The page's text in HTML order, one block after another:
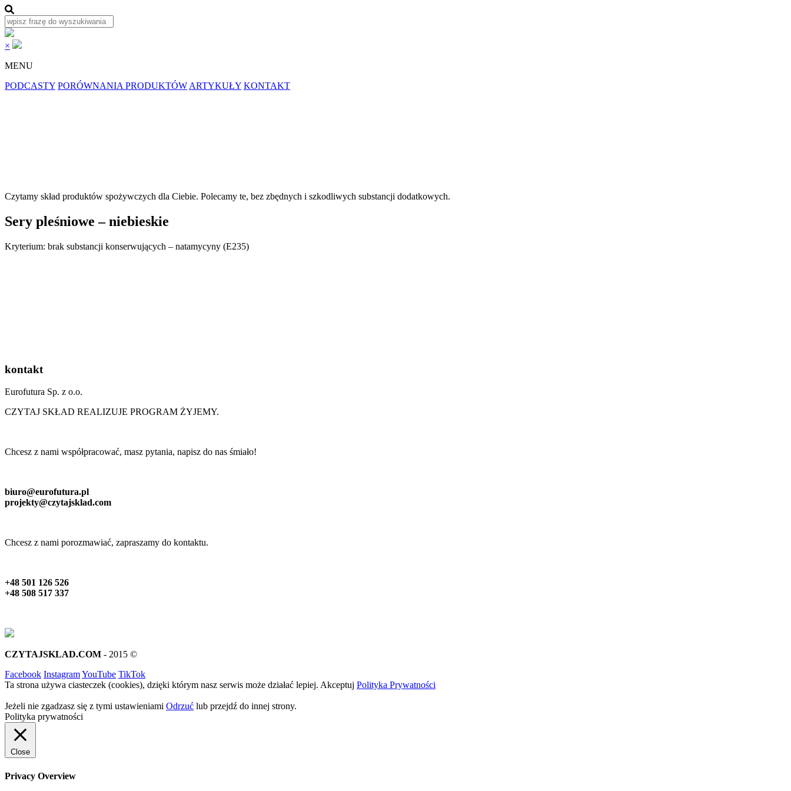
×
MENU
PODCASTY PORÓWNANIA PRODUKTÓW ARTYKUŁY KONTAKT
Czytamy skład produktów spożywczych dla Ciebie. Polecamy te, bez zbędnych i szkodliwych substancji dodatkowych.
Sery pleśniowe – niebieskie
Kryterium: brak substancji konserwujących – natamycyny (E235)
kontakt
Eurofutura Sp. z o.o.
CZYTAJ SKŁAD REALIZUJE PROGRAM ŻYJEMY.
Chcesz z nami współpracować, masz pytania, napisz do nas śmiało!
biuro@eurofutura.pl
projekty@czytajsklad.com
Chcesz z nami porozmawiać, zapraszamy do kontaktu.
+48 501 126 526
+48 508 517 337
CZYTAJSKLAD.COM - 2015 ©
Facebook InstagramYouTube TikTok
Ta strona używa ciasteczek (cookies), dzięki którym nasz serwis może działać lepiej. Akceptuj Polityka Prywatności
Jeżeli nie zgadzasz się z tymi ustawieniami Odrzuć lub przejdź do innej strony.
Polityka prywatności
Close
Privacy Overview